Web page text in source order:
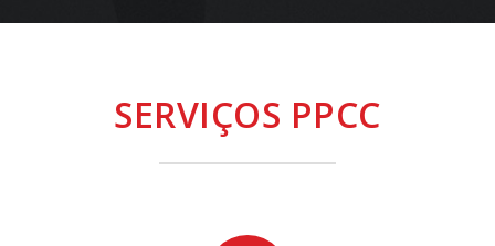
SERVIÇOS PPCC